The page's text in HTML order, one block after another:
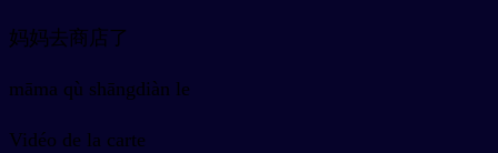
妈妈去商店了
māma qù shāngdiàn le
Vidéo de la carte